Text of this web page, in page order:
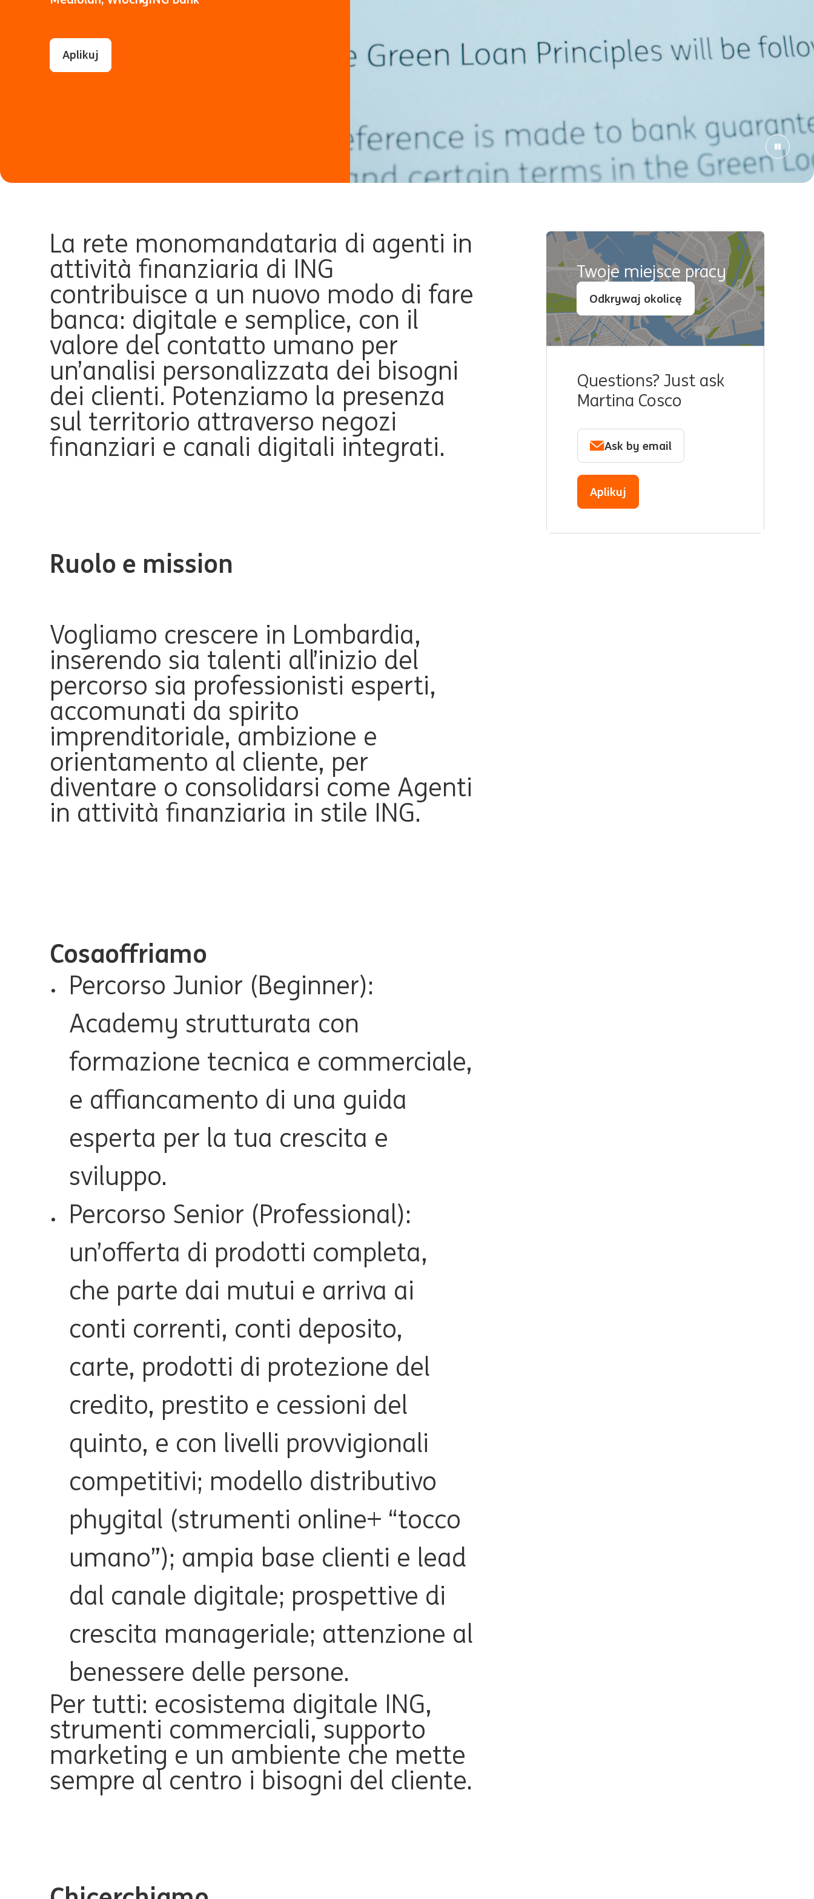
Aplikuj
La rete monomandataria di agenti in
attività finanziaria di ING
contribuisce a un nuovo modo di fare
banca: digitale e semplice, con il
valore del contatto umano per
un’analisi personalizzata dei bisogni
dei clienti. Potenziamo la presenza
sul territorio attraverso negozi
finanziari e canali digitali integrati.
Ruolo e mission
Vogliamo crescere in Lombardia,
inserendo sia talenti all’inizio del
percorso sia professionisti esperti,
accomunati da spirito
imprenditoriale, ambizione e
orientamento al cliente, per
diventare o consolidarsi come Agenti
in attività finanziaria in stile ING.
Cosaoffriamo
Percorso Junior (Beginner):
Academy strutturata con
formazione tecnica e commerciale,
e affiancamento di una guida
esperta per la tua crescita e
sviluppo.
Percorso Senior (Professional):
un’offerta di prodotti completa,
che parte dai mutui e arriva ai
conti correnti, conti deposito,
carte, prodotti di protezione del
credito, prestito e cessioni del
quinto, e con livelli provvigionali
competitivi; modello distributivo
phygital (strumenti online+ “tocco
umano”); ampia base clienti e lead
dal canale digitale; prospettive di
crescita manageriale; attenzione al
benessere delle persone.
Per tutti: ecosistema digitale ING,
strumenti commerciali, supporto
marketing e un ambiente che mette
sempre al centro i bisogni del cliente.
Twoje miejsce pracy
Odkrywaj okolicę
Questions? Just ask
Martina Cosco
Ask by email
Aplikuj